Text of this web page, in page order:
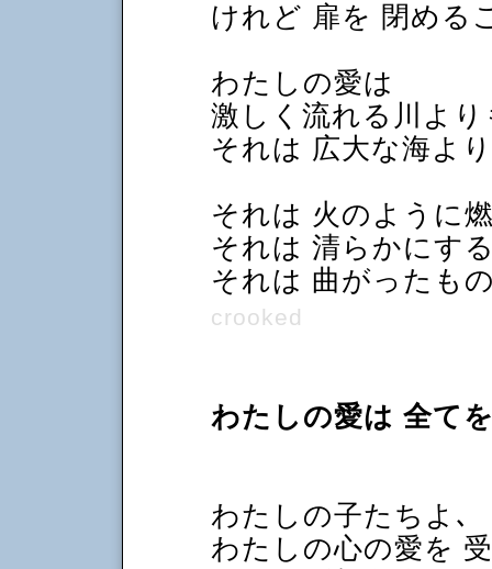
けれど 扉を 閉める
わたしの愛は
激しく流れる川よ
それは 広大な海よ
それは 火のように
それは 清らかにす
それは 曲がったも
crooked
わたしの愛は 全て
わたしの子たちよ､
わたしの心の愛を